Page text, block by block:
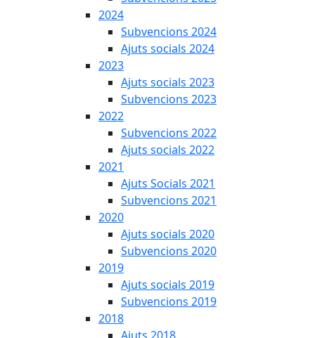
2024
Subvencions 2024
Ajuts socials 2024
2023
Ajuts socials 2023
Subvencions 2023
2022
Subvencions 2022
Ajuts socials 2022
2021
Ajuts Socials 2021
Subvencions 2021
2020
Ajuts socials 2020
Subvencions 2020
2019
Ajuts socials 2019
Subvencions 2019
2018